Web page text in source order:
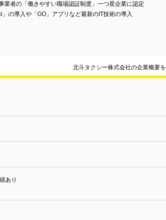
業者の「働きやすい職場認証制度」一つ星企業に認定
の導入や「GO」アプリなど最新のIT技術の導入
北斗タクシー株式会社の企業概要を
あり